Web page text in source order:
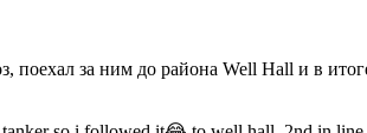
поехал за ним до района Well Hall и в